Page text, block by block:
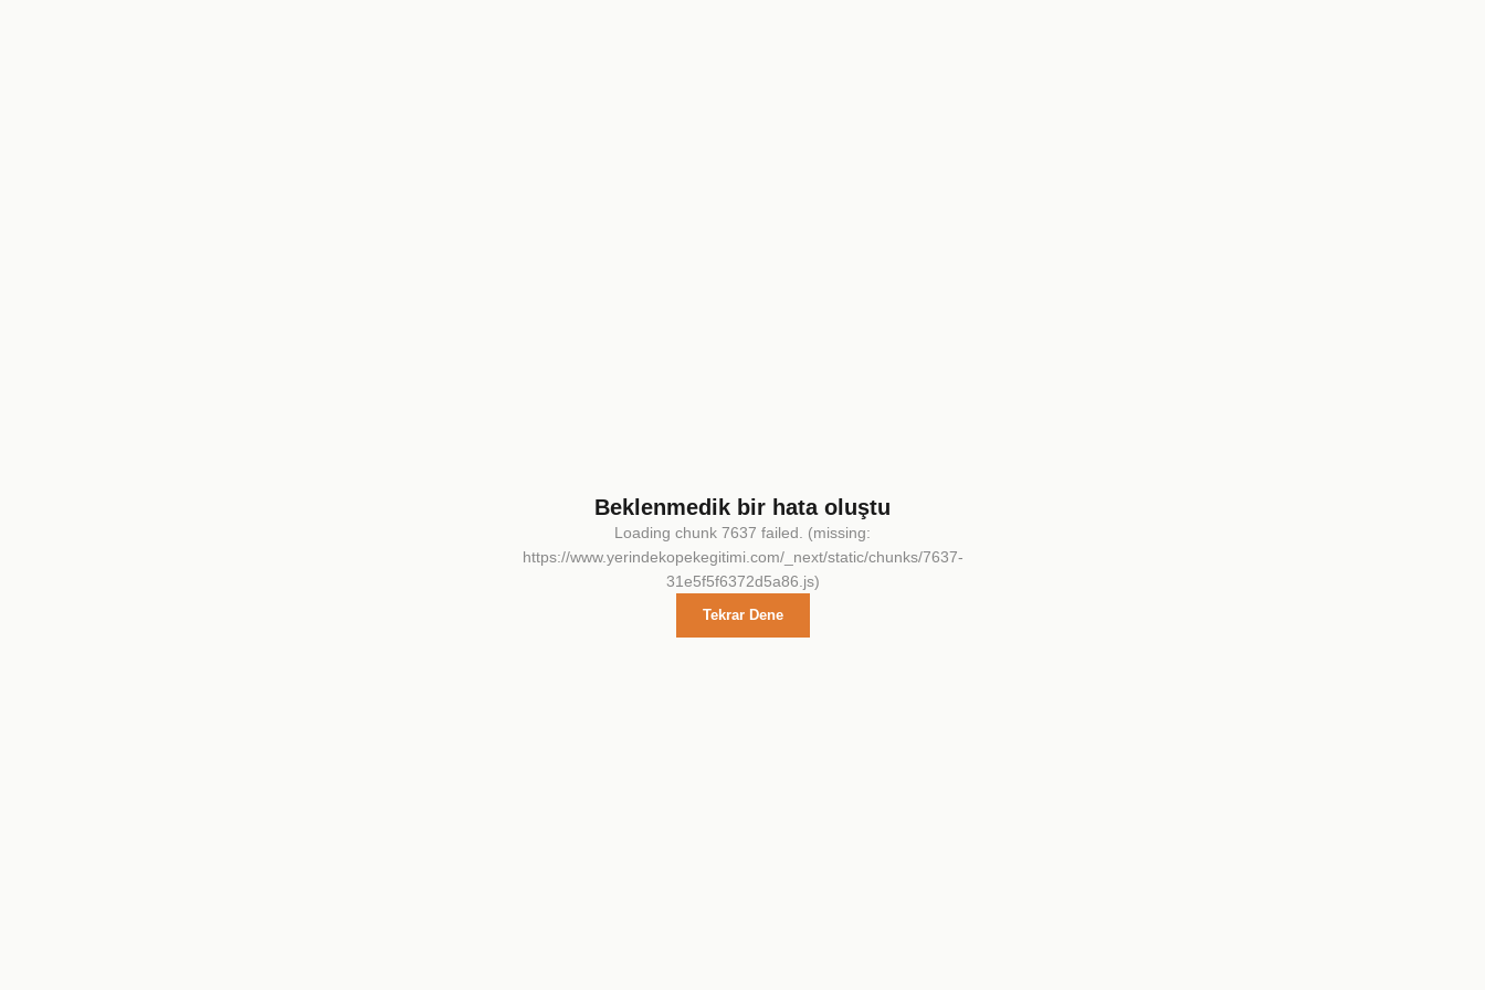
Beklenmedik bir hata oluştu
Loading chunk 7637 failed. (missing:
https://www.yerindekopekegitimi.com/_next/static/chunks/7637-
31e5f5f6372d5a86.js)
Tekrar Dene